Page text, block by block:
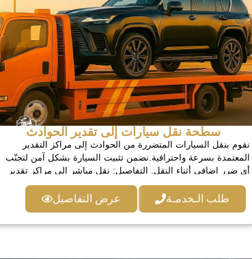
سطحة نقل سيارات إلى تقدير الحوادث
نقوم بنقل السيارات المتضررة من الحوادث إلى مراكز التقدير
المعتمدة بسرعة واحترافية.نضمن تثبيت السيارة بشكل آمن لتجنّب
أي ضرر إضافي أثناء النقل. التفاصيل: نقل مباشر إلى مراكز تقدير
الحوادث تثبيت احترافي للسيارة الحفاظ على الصدام والهيكل
استجابة سريعة للحالات الطارئة
طلب الـخدمـة عرض التفاصيل